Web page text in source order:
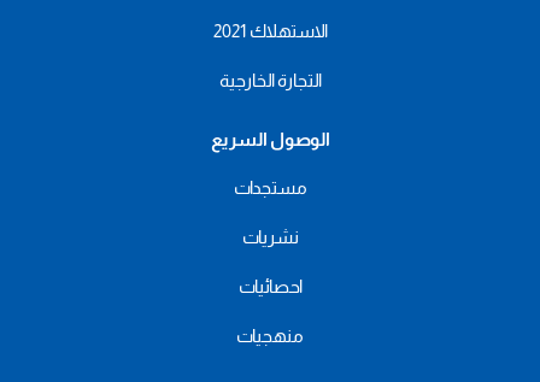
الاستهلاك 2021
التجارة الخارجية
الوصول السريع
مستجدات
نشريات
احصائيات
منهجيات